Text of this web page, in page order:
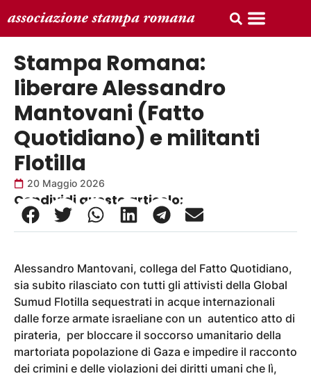
Stampa Romana:
liberare Alessandro
Mantovani (Fatto
Quotidiano) e militanti
Flotilla
20 Maggio 2026
Condividi questo articolo:
Alessandro Mantovani, collega del Fatto Quotidiano,
sia subito rilasciato con tutti gli attivisti della Global
Sumud Flotilla sequestrati in acque internazionali
dalle forze armate israeliane con un autentico atto di
pirateria, per bloccare il soccorso umanitario della
martoriata popolazione di Gaza e impedire il racconto
dei crimini e delle violazioni dei diritti umani che lì,